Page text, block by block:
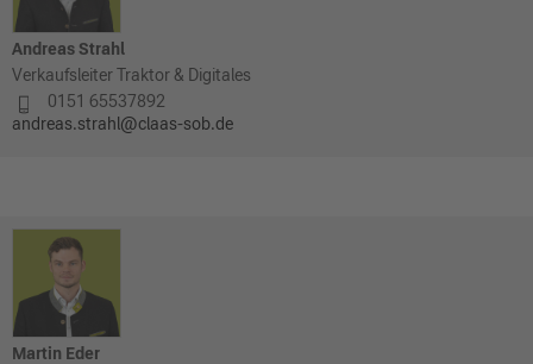
Andreas Strahl
Verkaufsleiter Traktor & Digitales
0151 65537892
andreas.strahl@claas-sob.de
Martin Eder